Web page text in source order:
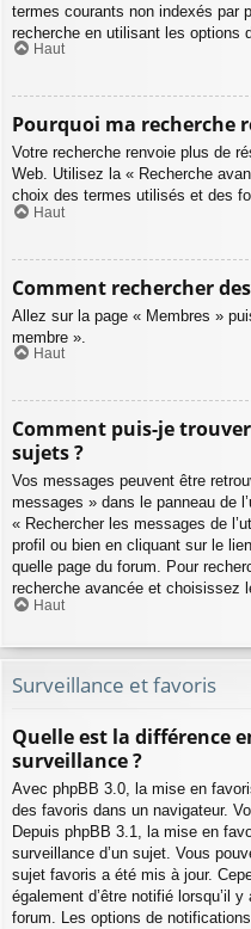
termes courants non indexés par
recherche en utilisant les options
Haut
Pourquoi ma recherche
Votre recherche renvoie plus de
Web. Utilisez la « Recherche
choix des termes utilisés et des
Haut
Comment rechercher
Allez sur la page « Membres »
membre ».
Haut
Comment puis-je
sujets ?
Vos messages peuvent être
messages » dans le panneau de
« Rechercher les messages de
profil ou bien en cliquant sur le
quelle page du forum. Pour
recherche avancée et choisissez
Haut
Surveillance et favoris
Quelle est la différence
surveillance ?
Avec phpBB 3.0, la mise en
des favoris dans un navigateur.
Depuis phpBB 3.1, la mise en
surveillance d’un sujet. Vous
sujet favoris a été mis à jour.
également d’être notifié lorsqu’il
forum. Les options de